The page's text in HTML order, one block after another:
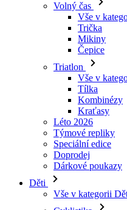
Volný čas
Vše v
Trička
Mikiny
Čepice
Triatlon
Vše v
Tílka
Kombinézy
Kraťasy
Léto 2026
Týmové repliky
Speciální edice
Doprodej
Dárkové poukazy
Děti
Vše v kategorii